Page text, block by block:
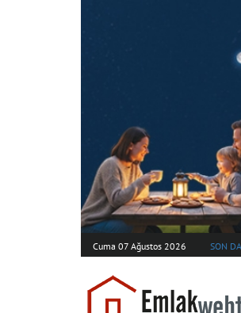
Cuma 07 Ağustos 2026 SON